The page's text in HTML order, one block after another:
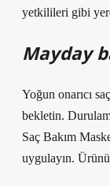
yetkilileri gibi
Mayday
Yoğun onarıcı
bekletin.
Saç Bakım
uygulayın.